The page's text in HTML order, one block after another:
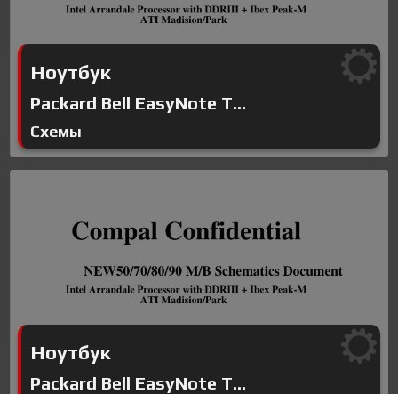
Ноутбук
Packard Bell EasyNote T...
Схемы
Ноутбук
Packard Bell EasyNote T...